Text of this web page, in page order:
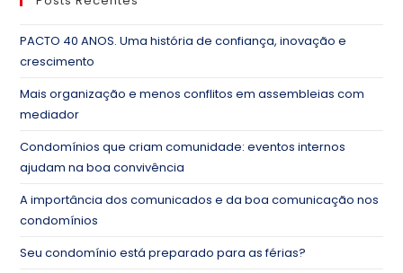
PACTO 40 ANOS. Uma história de confiança, inovação e
crescimento
Mais organização e menos conflitos em assembleias com
mediador
Condomínios que criam comunidade: eventos internos
ajudam na boa convivência
A importância dos comunicados e da boa comunicação nos
condomínios
Seu condomínio está preparado para as férias?